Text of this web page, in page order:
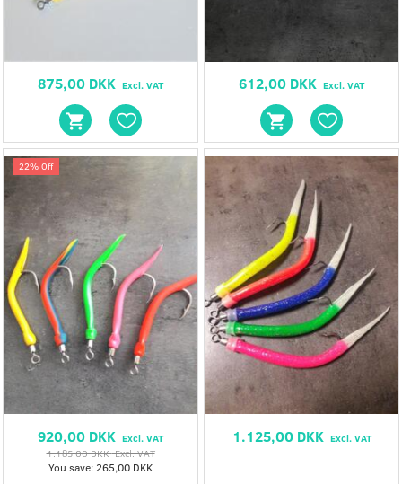
875,00 DKK Excl. VAT 612,00 DKK Excl. VAT
22% Off
920,00 DKK Excl. VAT
1.185,00 DKKExcl. VAT
You save: 265,00 DKK
1.125,00 DKK Excl. VAT